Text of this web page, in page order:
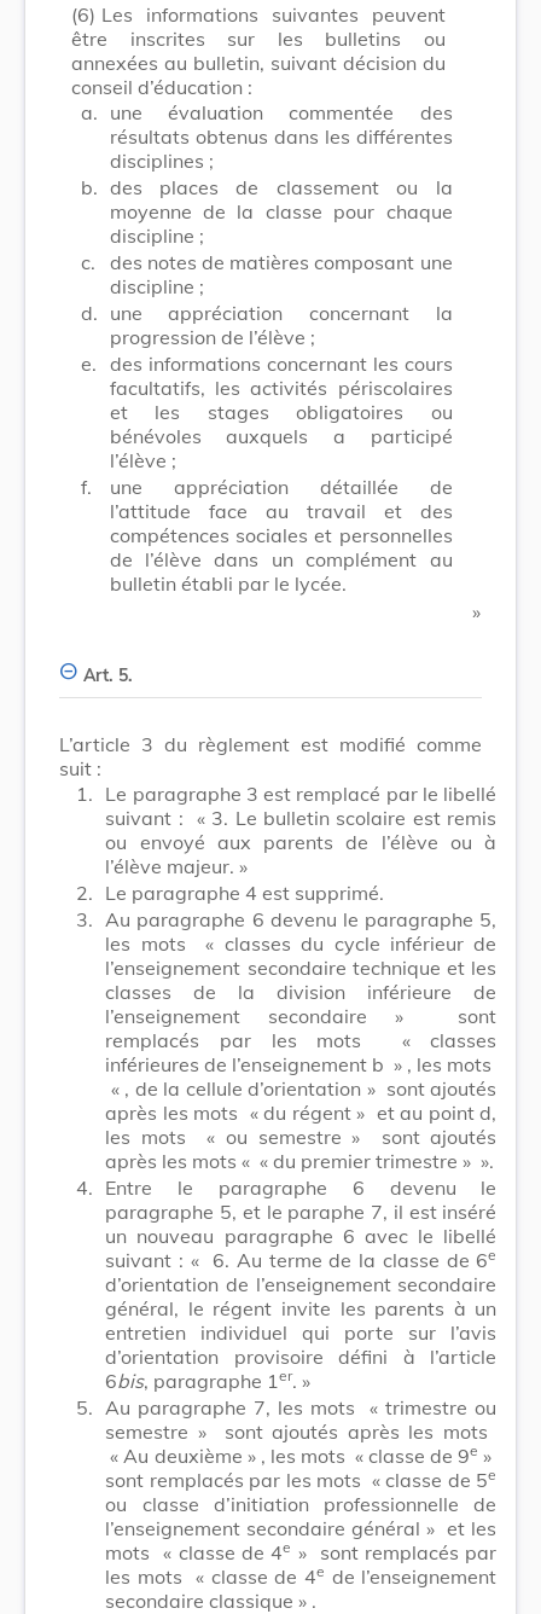
(6) Les informations suivantes peuvent
être inscrites sur les bulletins ou
annexées au bulletin, suivant décision du
conseil d’éducation :
a. une évaluation commentée des
résultats obtenus dans les différentes
disciplines ;
b. des places de classement ou la
moyenne de la classe pour chaque
discipline ;
c.
des notes de matières composant une
discipline ;
d. une appréciation concernant la
progression de l’élève ;
e. des informations concernant les cours
facultatifs, les activités périscolaires
et les stages obligatoires ou
bénévoles auxquels a participé
l’élève ;
f.
une appréciation détaillée de
l’attitude face au travail et des
compétences sociales et personnelles
de l’élève dans un complément au
bulletin établi par le lycée.
​ »
Art. 5.
L’article 3 du règlement est modifié comme
suit :
1. Le paragraphe 3 est remplacé par le libellé
suivant : « 3. Le bulletin scolaire est remis
ou envoyé aux parents de l’élève ou à
l’élève majeur. »
2. Le paragraphe 4 est supprimé.
3. Au paragraphe 6 devenu le paragraphe 5,
les mots
« classes du cycle inférieur de
l’enseignement secondaire technique et les
classes de la division inférieure de
l’enseignement secondaire »
sont
remplacés par les mots
« classes
inférieures de l’enseignement b » , les mots
« , de la cellule d’orientation » sont ajoutés
après les mots « du régent » et au point d,
les mots
« ou semestre »
sont ajoutés
après les mots « « du premier trimestre » ».
4. Entre le paragraphe 6 devenu le
paragraphe 5, et le paraphe 7, il est inséré
un nouveau paragraphe 6 avec le libellé
suivant : « 6. Au terme de la classe de 6e
d’orientation de l’enseignement secondaire
général, le régent invite les parents à un
entretien individuel qui porte sur l’avis
d’orientation provisoire défini à l’article
6bis, paragraphe 1er. »
5. Au paragraphe 7, les mots
« trimestre ou
semestre »
sont ajoutés après les mots
« Au deuxième » , les mots « classe de 9e »
sont remplacés par les mots « classe de 5e
ou classe d’initiation professionnelle de
l’enseignement secondaire général » et les
mots « classe de 4e » sont remplacés par
les mots « classe de 4e de l’enseignement
secondaire classique » .